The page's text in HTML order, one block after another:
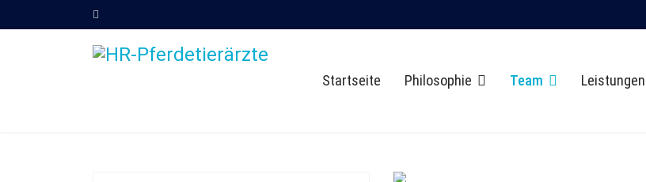
Startseite Philosophie Team Leistungen